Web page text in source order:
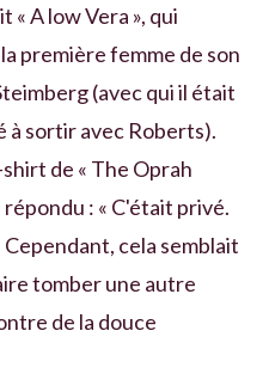
A low Vera », qui
première femme de son
(avec qui il était
à sortir avec Roberts).
de « The Oprah
: « C'était privé.
cela semblait
tomber une autre
de la douce